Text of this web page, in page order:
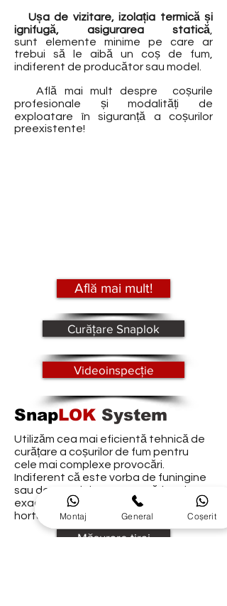
Ușa de vizitare, izolația termică și
ignifugă, asigurarea statică,
sunt elemente minime pe care ar
trebui să le aibă un coș de fum,
indiferent de producător sau model.
Află mai mult despre coșurile
profesionale și modalități de
exploatare în siguranță a coșurilor
preexistente!
Află mai mult!
Curățare Snaplok
Videoinspecție
SnapLOK System
Utilizăm cea mai eficientă tehnică de
curățare a coșurilor de fum pentru
cele mai complexe provocări.
Indiferent că este vorba de funingine
sau depuneri de gutron întărit, știm
exact ce avem de făcut pentru ca
hortul tău să rămână curat.
Măsurare tiraj
Montaj General Coșerit